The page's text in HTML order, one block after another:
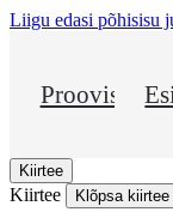
Liigu edasi põhisisu
Proovisõit
Kiirtee
Kiirtee Klõpsa